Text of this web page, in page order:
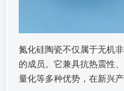
氮化硅陶瓷不仅属于无机
的成员。它兼具抗热震性
量化等多种优势，在新兴